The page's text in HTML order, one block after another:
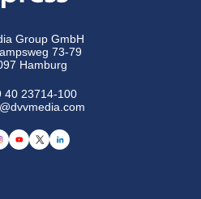
Group GmbH
73-79
Hamburg
40 23714-100